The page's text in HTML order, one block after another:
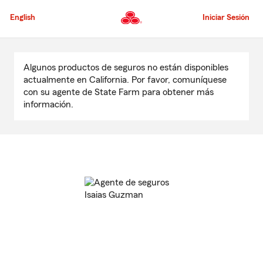
al
principal
English Iniciar Sesión
contenido
principal
Algunos productos de seguros no están disponibles
actualmente en California. Por favor, comuníquese
con su agente de State Farm para obtener más
información.